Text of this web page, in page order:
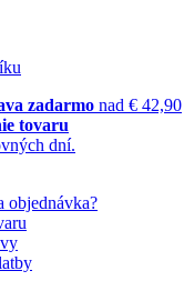
zadarmo nad € 42,90
tovaru
dní.
objednávka?